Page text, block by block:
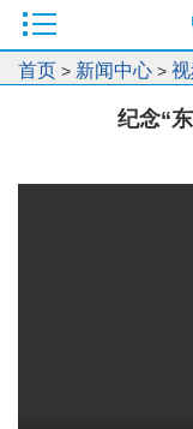
首页 > 新闻中心 >
纪念“